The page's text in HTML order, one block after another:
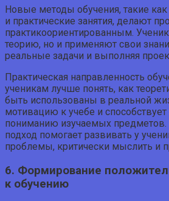
Новые методы обучения, такие
и практические занятия, делают
практикоориентированным.
теорию, но и применяют свои
реальные задачи и выполняя
Практическая направленность
ученикам лучше понять, как
быть использованы в реальной
мотивацию к учебе и
пониманию изучаемых предметов.
подход помогает развивать у
проблемы, критически мыслить и
6. Формирование
к обучению